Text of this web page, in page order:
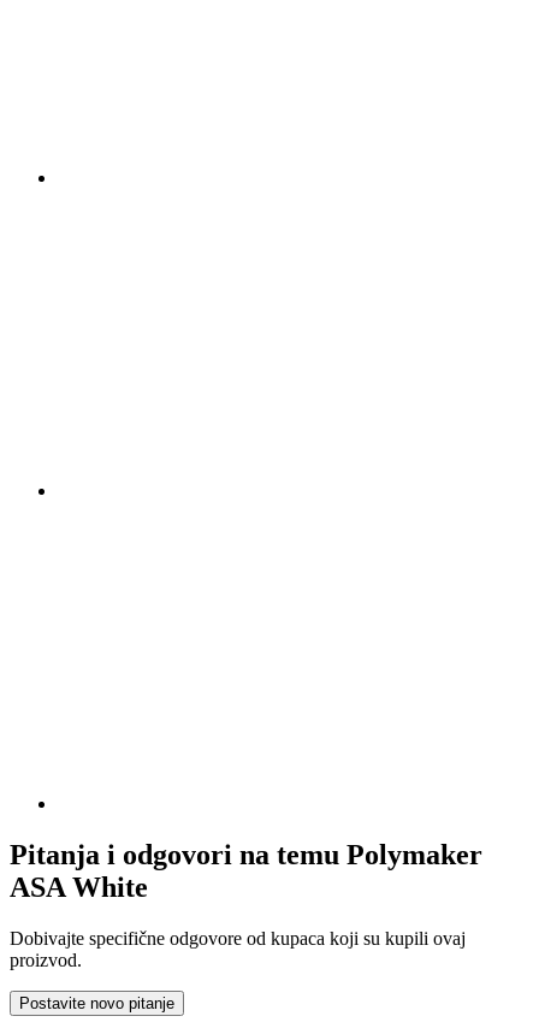
Pitanja i odgovori na temu Polymaker
ASA White
Dobivajte specifične odgovore od kupaca koji su kupili ovaj
proizvod.
Postavite novo pitanje